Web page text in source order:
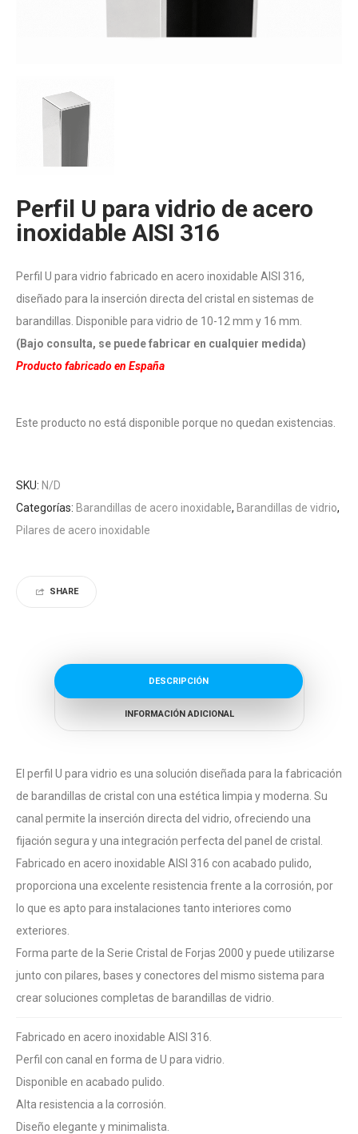
Perfil U para vidrio de acero
inoxidable AISI 316
Perfil U para vidrio fabricado en acero inoxidable AISI 316,
diseñado para la inserción directa del cristal en sistemas de
barandillas. Disponible para vidrio de 10-12 mm y 16 mm.
(Bajo consulta, se puede fabricar en cualquier medida)
Producto fabricado en España
Este producto no está disponible porque no quedan existencias.
SKU: N/D
Categorías: Barandillas de acero inoxidable, Barandillas de vidrio,
Pilares de acero inoxidable
SHARE
DESCRIPCIÓN
INFORMACIÓN ADICIONAL
El perfil U para vidrio es una solución diseñada para la fabricación
de barandillas de cristal con una estética limpia y moderna. Su
canal permite la inserción directa del vidrio, ofreciendo una
fijación segura y una integración perfecta del panel de cristal.
Fabricado en acero inoxidable AISI 316 con acabado pulido,
proporciona una excelente resistencia frente a la corrosión, por
lo que es apto para instalaciones tanto interiores como
exteriores.
Forma parte de la Serie Cristal de Forjas 2000 y puede utilizarse
junto con pilares, bases y conectores del mismo sistema para
crear soluciones completas de barandillas de vidrio.
Fabricado en acero inoxidable AISI 316.
Perfil con canal en forma de U para vidrio.
Disponible en acabado pulido.
Alta resistencia a la corrosión.
Diseño elegante y minimalista.